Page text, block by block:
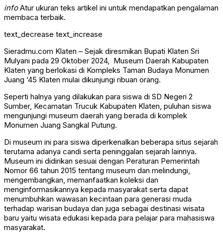
infoAtur ukuran teks artikel ini untuk mendapatkan pengalaman
membaca terbaik.
text_decrease text_increase
Sieradmu.com Klaten – Sejak diresmikan Bupati Klaten Sri
Mulyani pada 29 Oktober 2024, Museum Daerah Kabupaten
Klaten yang berlokasi di Kompleks Taman Budaya Monumen
Juang ‘45 Klaten mulai dikunjungi ribuan orang.
Seperti halnya yang dilakukan para siswa di SD Negeri 2
Sumber, Kecamatan Trucuk Kabupaten Klaten, puluhan siswa
mengunjungi museum daerah yang berada di komplek
Monumen Juang Sangkal Putung.
Di museum ini para siswa diperkenalkan beberapa situs sejarah
terutama adanya candi serta peninggalan sejarah lainnya.
Museum ini didirikan sesuai dengan Peraturan Pemerintah
Nomor 66 tahun 2015 tentang museum dan melindungi,
mengembangkan, memanfaatkan koleksi dan
menginformasikannya kepada masyarakat serta dapat
menumbuhkan wawasan kecintaan para generasi muda
terhadap warisan budaya dan juga sebagai destinasi wisata
baru yaitu wisata edukasi kepada para pelajar para mahasiswa
masyarakat.